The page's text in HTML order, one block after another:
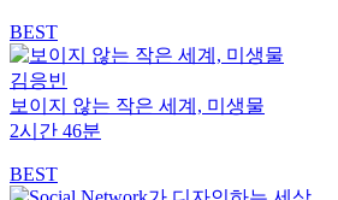
BEST
김응빈
보이지 않는 작은 세계, 미생물
2시간 46분
BEST